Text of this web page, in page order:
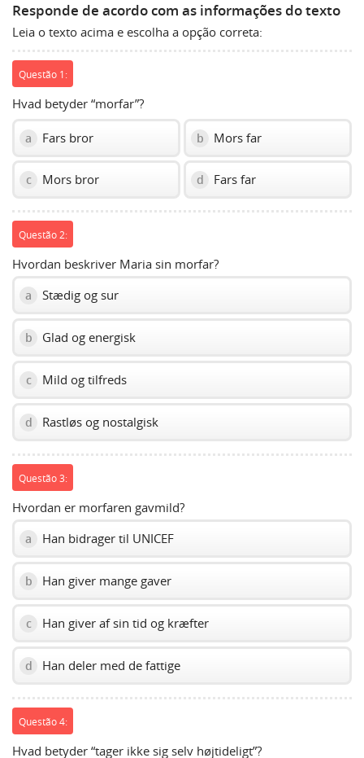
show
volume
Responde de acordo com as informações do texto
Leia o texto acima e escolha a opção correta:
Questão 1:
Hvad betyder “morfar”?
a Fars bror b Mors far
c Mors bror d Fars far
Questão 2:
Hvordan beskriver Maria sin morfar?
a Stædig og sur
b Glad og energisk
c Mild og tilfreds
d Rastløs og nostalgisk
Questão 3:
Hvordan er morfaren gavmild?
a Han bidrager til UNICEF
b Han giver mange gaver
c Han giver af sin tid og kræfter
d Han deler med de fattige
Questão 4:
Hvad betyder “tager ikke sig selv højtideligt”?